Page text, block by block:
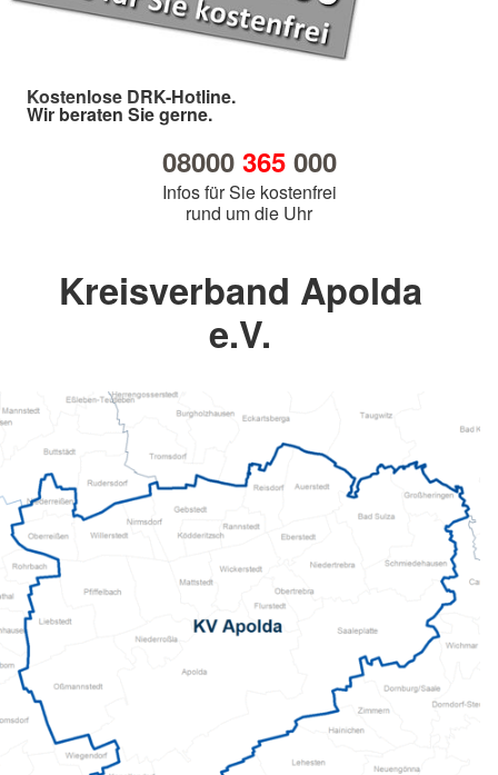
Kostenlose DRK-Hotline.
Wir beraten Sie gerne.
08000 365000
Infos für Sie kostenfrei
rund um die Uhr
Kreisverband Apolda
e.V.